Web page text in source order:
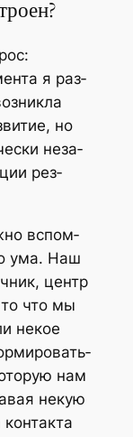
я раз­
но
неза­
рез­
вспом­
ума. Наш
центр
что мы
некое
нам
некую